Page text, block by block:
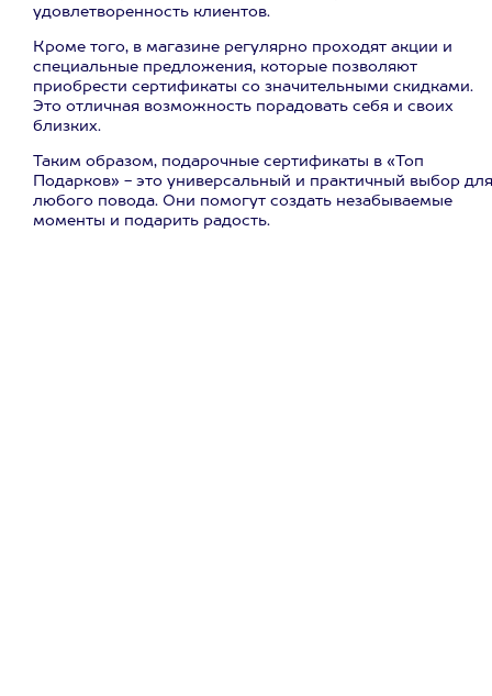
удовлетворенность клиентов.
Кроме того, в магазине регулярно проходят акции и
специальные предложения, которые позволяют
приобрести сертификаты со значительными скидками.
Это отличная возможность порадовать себя и своих
близких.
Таким образом, подарочные сертификаты в «Топ
Подарков» - это универсальный и практичный выбор для
любого повода. Они помогут создать незабываемые
моменты и подарить радость.